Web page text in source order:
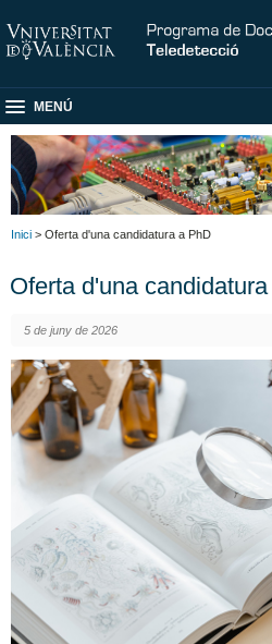
MENÚ
Inici > Oferta d'una candidatura a PhD
Oferta d'una
5 de juny de 2026